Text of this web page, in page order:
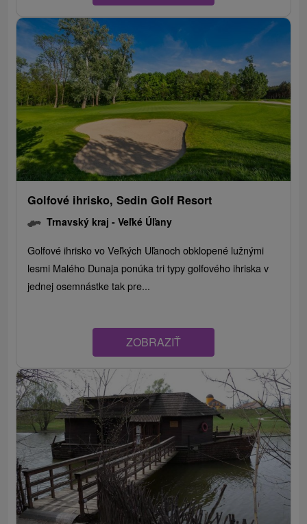
Golfové ihrisko, Sedin Golf Resort
Trnavský kraj -Veľké Úľany
Golfové ihrisko vo Veľkých Uľanoch obklopené lužnými
lesmi Malého Dunaja ponúka tri typy golfového ihriska v
jednej osemnástke tak pre...
ZOBRAZIŤ